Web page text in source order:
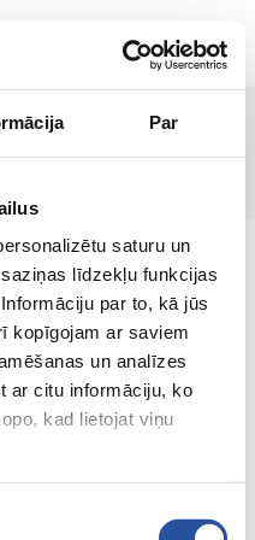
Par
saturu un
līdzekļu funkcijas
par to, kā jūs
kopīgojam ar saviem
un analīzes
ar citu informāciju, ko
kad lietojat viņu
EN
found!
and quality
satisfaction is our
home and